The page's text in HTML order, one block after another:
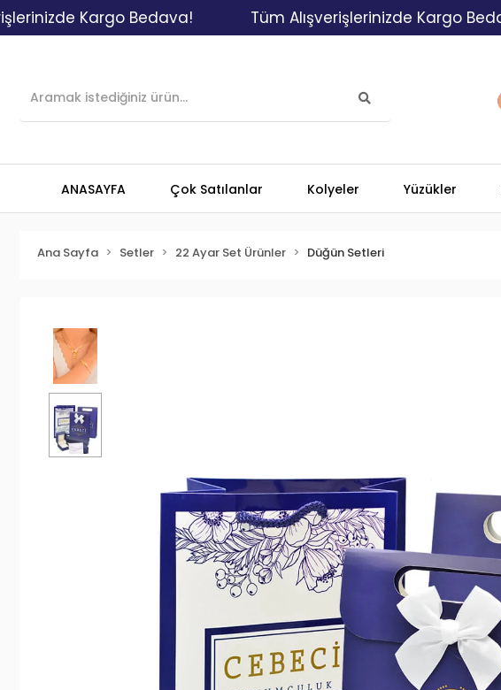
Kargo Bedava! Tüm Alışverişlerinizde Kargo Bedava!
ANASAYFA Çok Satılanlar Kolyeler Yüzükler
Ana Sayfa Setler 22 Ayar Set Ürünler Düğün Setleri